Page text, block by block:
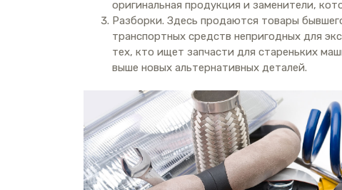
оригинальная продукция и заменители,
Разборки. Здесь продаются товары
транспортных средств непригодных для
тех, кто ищет запчасти для стареньких
выше новых альтернативных деталей.